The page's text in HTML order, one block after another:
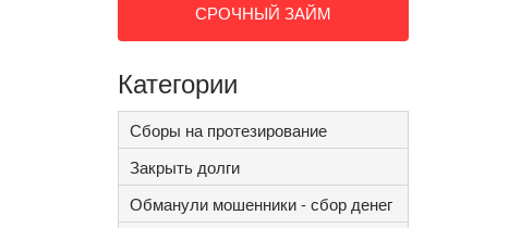
СРОЧНЫЙ ЗАЙМ
Категории
Сборы на протезирование
Закрыть долги
Обманули мошенники - сбор денег